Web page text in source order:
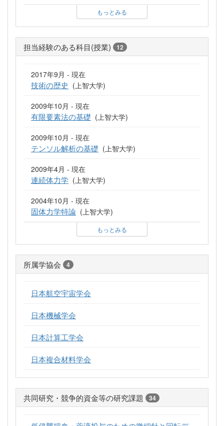
もっとみる
担当経験のある科目(授業) 12
2017年9月 - 現在
技術の歴史 (上智大学)
2009年10月 - 現在
有限要素法の基礎 (上智大学)
2009年10月 - 現在
テンソル解析の基礎 (上智大学)
2009年4月 - 現在
連続体力学 (上智大学)
2004年10月 - 現在
固体力学特論 (上智大学)
もっとみる
所属学協会 4
日本航空宇宙学会
日本機械学会
日本計算工学会
日本複合材料学会
共同研究・競争的資金等の研究課題 34